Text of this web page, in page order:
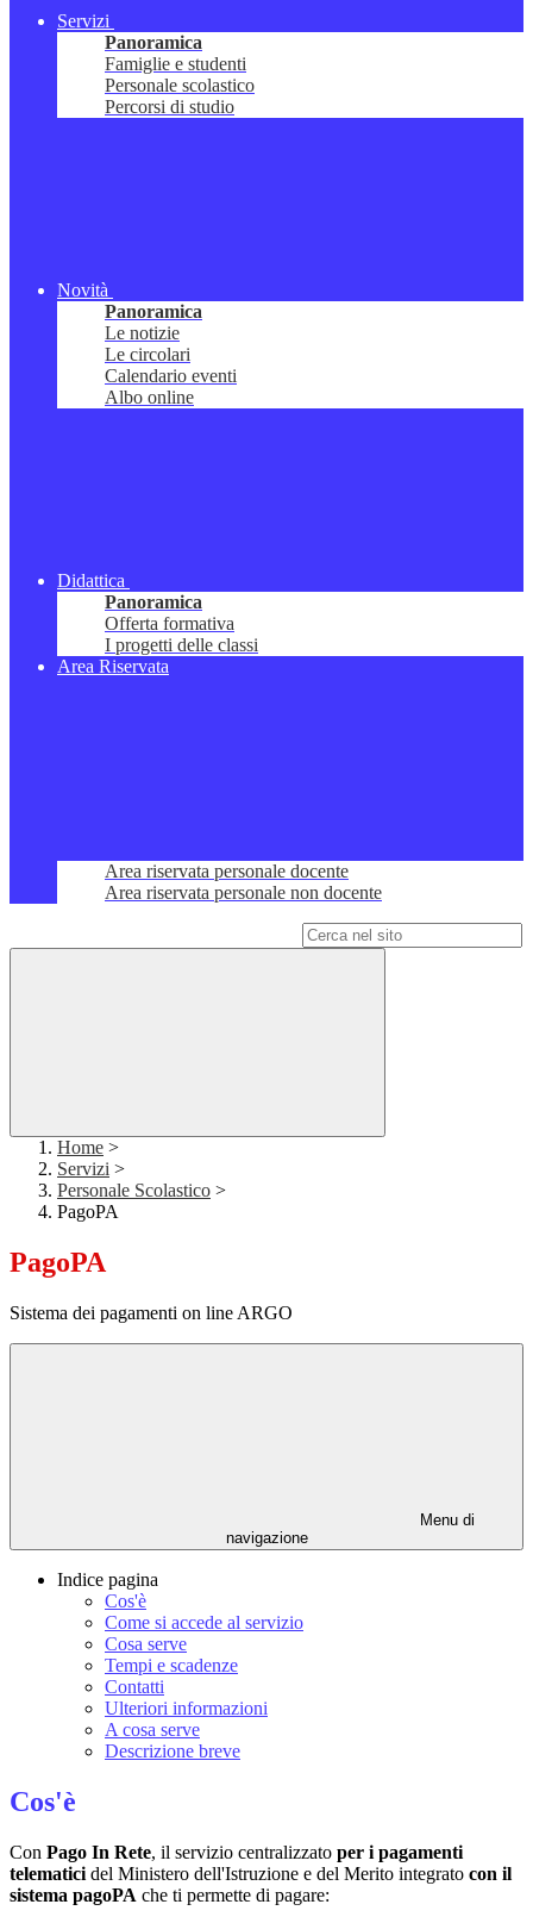
Servizi
Panoramica
Famiglie e studenti
Personale scolastico
Percorsi di studio
Novità
Panoramica
Le notizie
Le circolari
Calendario eventi
Albo online
Didattica
Panoramica
Offerta formativa
I progetti delle classi
Area Riservata
Area riservata personale docente
Area riservata personale non docente
Home >
Servizi >
Personale Scolastico >
PagoPA
PagoPA
Sistema dei pagamenti on line ARGO
Menu di
navigazione
Indice pagina
Cos'è
Come si accede al servizio
Cosa serve
Tempi e scadenze
Contatti
Ulteriori informazioni
A cosa serve
Descrizione breve
Cos'è
Con Pago In Rete, il servizio centralizzato per i pagamenti
telematici del Ministero dell'Istruzione e del Merito integrato con il
sistema pagoPA che ti permette di pagare: